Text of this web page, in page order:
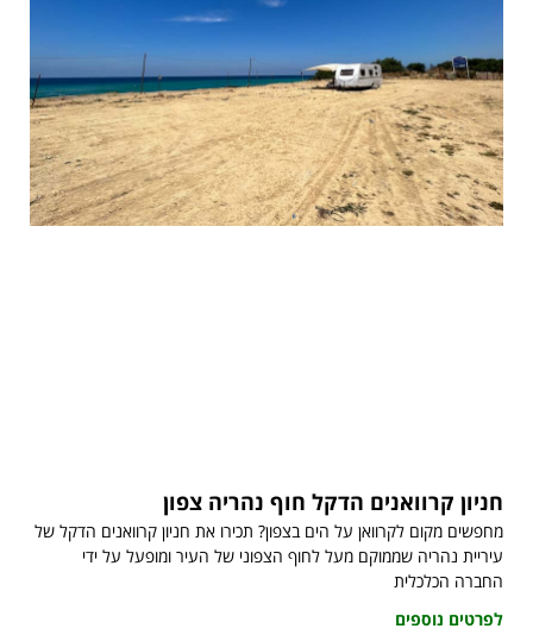
חניון קרוואנים הדקל חוף נהריה צפון
מחפשים מקום לקרוואן על הים בצפון? תכירו את חניון קרוואנים הדקל של
עיריית נהריה שממוקם מעל לחוף הצפוני של העיר ומופעל על ידי
החברה הכלכלית
לפרטים נוספים